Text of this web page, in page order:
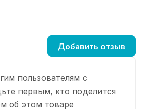
пользователям с
первым, кто поделится
об этом товаре
Добавить отзыв